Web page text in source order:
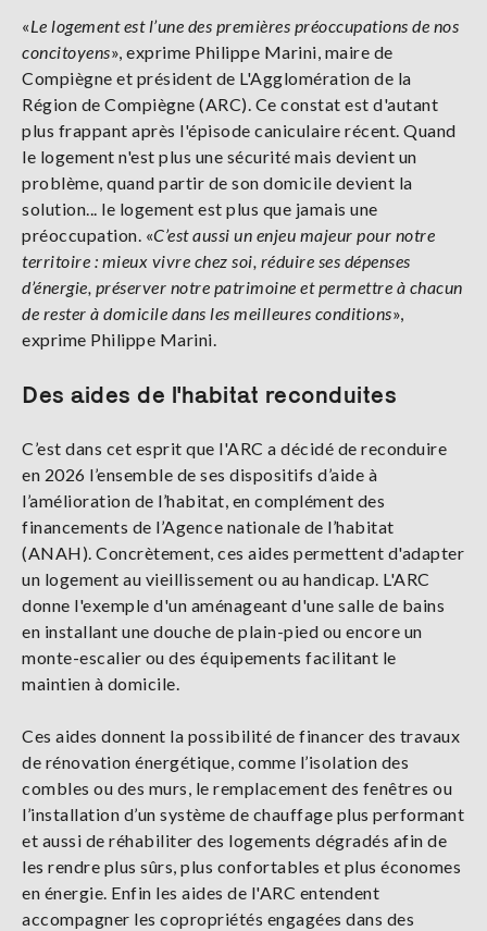
«Le logement est l’une des premières préoccupations de nos
concitoyens», exprime Philippe Marini, maire de
Compiègne et président de L'Agglomération de la
Région de Compiègne (ARC). Ce constat est d'autant
plus frappant après l'épisode caniculaire récent. Quand
le logement n'est plus une sécurité mais devient un
problème, quand partir de son domicile devient la
solution... le logement est plus que jamais une
préoccupation. «C’est aussi un enjeu majeur pour notre
territoire : mieux vivre chez soi, réduire ses dépenses
d’énergie, préserver notre patrimoine et permettre à chacun
de rester à domicile dans les meilleures conditions»,
exprime Philippe Marini.
Des aides de l'habitat reconduites
C’est dans cet esprit que l'ARC a décidé de reconduire
en 2026 l’ensemble de ses dispositifs d’aide à
l’amélioration de l’habitat, en complément des
financements de l’Agence nationale de l’habitat
(ANAH). Concrètement, ces aides permettent d'adapter
un logement au vieillissement ou au handicap. L'ARC
donne l'exemple d'un aménageant d'une salle de bains
en installant une douche de plain-pied ou encore un
monte-escalier ou des équipements facilitant le
maintien à domicile.
Ces aides donnent la possibilité de financer des travaux
de rénovation énergétique, comme l’isolation des
combles ou des murs, le remplacement des fenêtres ou
l’installation d’un système de chauffage plus performant
et aussi de réhabiliter des logements dégradés afin de
les rendre plus sûrs, plus confortables et plus économes
en énergie. Enfin les aides de l'ARC entendent
accompagner les copropriétés engagées dans des